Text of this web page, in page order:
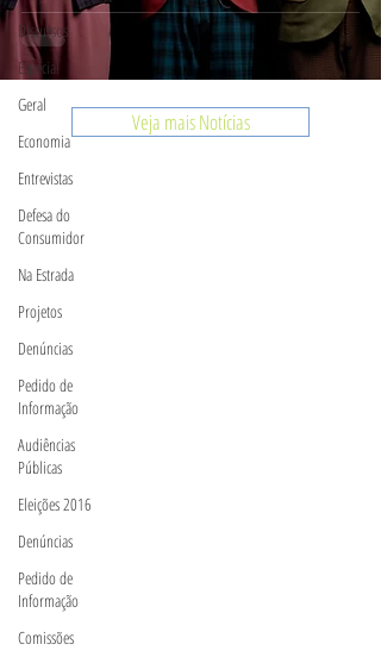
Discursos
Especial
Geral
Economia
Entrevistas
Defesa do
Consumidor
Na Estrada
Projetos
Denúncias
Pedido de
Informação
Audiências
Públicas
Eleições 2016
Denúncias
Pedido de
Informação
Comissões
Veja mais Notícias